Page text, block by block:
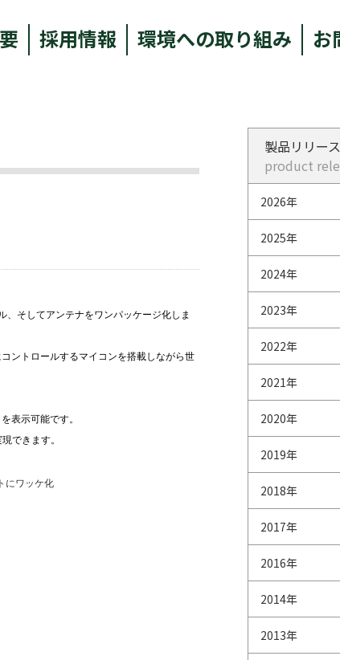
採用情報 環境への取り組み お
、そしてアンテナをワンパッケージ化しま
ントロールするマイコンを搭載しながら世
表示可能です。
できます。
にワッケ化
製品リリース
product
2026年
2025年
2024年
2023年
2022年
2021年
2020年
2019年
2018年
2017年
2016年
2014年
2013年